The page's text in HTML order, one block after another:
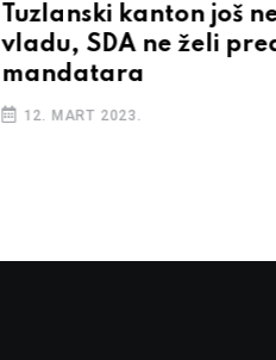
Tuzlanski kanton još
vladu, SDA ne želi
mandatara
12. MART 2023.